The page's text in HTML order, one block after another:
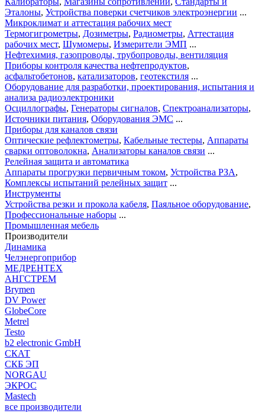
Эталоны, Устройства поверки счетчиков электроэнергии ...
Микроклимат и аттестация рабочих мест
Термогигрометры, Дозиметры, Радиометры, Аттестация
рабочих мест, Шумомеры, Измерители ЭМП ...
Нефтехимия, газопроводы, трубопроводы, вентиляция
Приборы контроля качества нефтепродуктов,
асфальтобетонов, катализаторов, геотекстиля ...
Оборудование для разработки, проектирования, испытания и
анализа радиоэлектроники
Осциллографы, Генераторы сигналов, Спектроанализаторы,
Источники питания, Оборудования ЭМС ...
Приборы для каналов связи
Оптические рефлектометры, Кабельные тестеры, Аппараты
сварки оптоволокна, Анализаторы каналов связи ...
Релейная защита и автоматика
Аппараты прогрузки первичным током, Устройства РЗА,
Комплексы испытаний релейных защит ...
Инструменты
Устройства резки и прокола кабеля, Паяльное оборудование,
Профессиональные наборы ...
Промышленная мебель
Производители
Динамика
Челэнергоприбор
МЕДРЕНТЕХ
АНГСТРЕМ
Brymen
DV Power
GlobeCore
Metrel
Testo
b2 electronic GmbH
СКАТ
СКБ ЭП
NORGAU
ЭКРОС
Mastech
все производители